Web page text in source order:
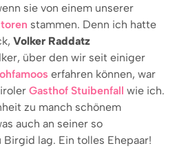
sie von einem unserer
stammen. Denn ich hatte
Volker Raddatz
über den wir seit einiger
ohfamoos erfahren können, war
Gasthof Stuibenfall wie ich.
zu manch schönem
auch an seiner so
lag. Ein tolles Ehepaar!